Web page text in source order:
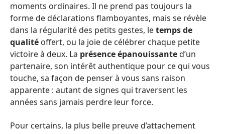
moments ordinaires. Il ne prend pas toujours la
forme de déclarations flamboyantes, mais se révèle
dans la régularité des petits gestes, letemps de
qualité offert, ou la joie de célébrer chaque petite
victoire à deux. La présence épanouissanted’un
partenaire, son intérêt authentique pour ce qui vous
touche, sa façon de penser à vous sans raison
apparente : autant de signes qui traversent les
années sans jamais perdre leur force.
Pour certains, la plus belle preuve d’attachement